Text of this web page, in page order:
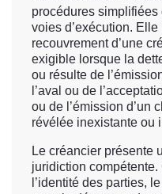
procédures
voies d’exécution.
recouvrement d’une
exigible lorsque la
ou résulte de
l’aval ou de
ou de l’émission d’un
révélée inexistante ou
Le créancier présente
juridiction
l’identité des parties,